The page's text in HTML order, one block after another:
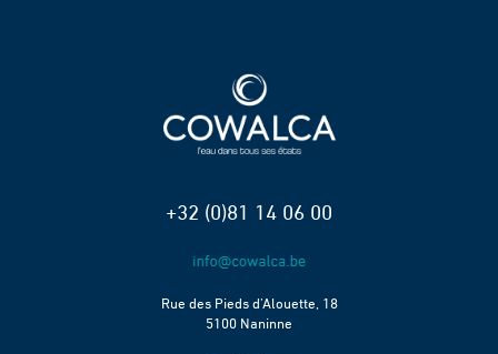
+32 (0)81 14 06 00
Rue des Pieds d’Alouette, 18
5100 Naninne